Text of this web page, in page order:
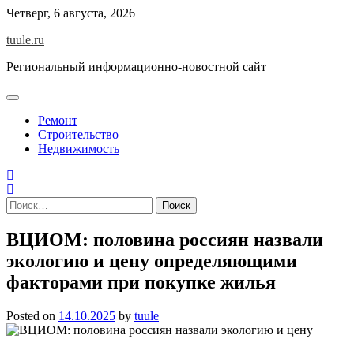
Skip
content
Четверг, 6 августа, 2026
tuule.ru
Региональный информационно-новостной сайт
Ремонт
Строительство
Недвижимость
Найти:
ВЦИОМ: половина россиян назвали
экологию и цену определяющими
факторами при покупке жилья
Posted on 14.10.2025 by tuule